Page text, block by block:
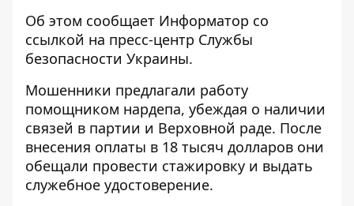
Об этом сообщает Информатор со
ссылкой на пресс-центр Службы
безопасности Украины.
Мошенники предлагали работу
помощником нардепа, убеждая о наличии
связей в партии и Верховной раде. После
внесения оплаты в 18 тысяч долларов они
обещали провести стажировку и выдать
служебное удостоверение.